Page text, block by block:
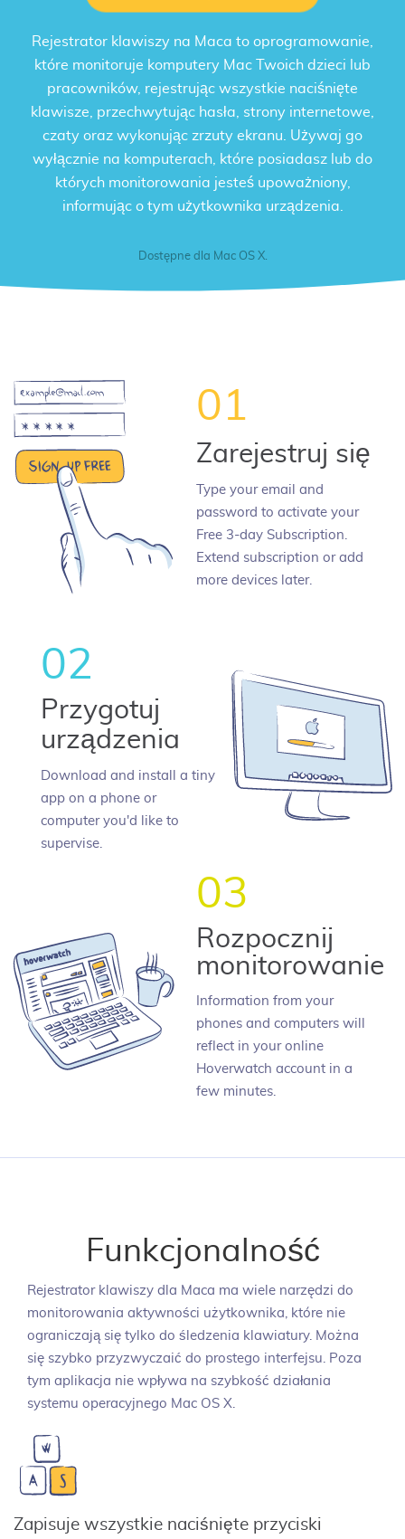
Rejestrator klawiszy na Maca to oprogramowanie,
które monitoruje komputery Mac Twoich dzieci lub
pracowników, rejestrując wszystkie naciśnięte
klawisze, przechwytując hasła, strony internetowe,
czaty oraz wykonując zrzuty ekranu. Używaj go
wyłącznie na komputerach, które posiadasz lub do
których monitorowania jesteś upoważniony,
informując o tym użytkownika urządzenia.
Dostępne dla Mac OS X.
01
Zarejestruj się
Type your email and
password to activate your
Free 3-day Subscription.
Extend subscription or add
more devices later.
02
Przygotuj
urządzenia
Download and install a tiny
app on a phone or
computer you'd like to
supervise.
03
Rozpocznij
monitorowanie
Information from your
phones and computers will
reflect in your online
Hoverwatch account in a
few minutes.
Funkcjonalność
Rejestrator klawiszy dla Maca ma wiele narzędzi do
monitorowania aktywności użytkownika, które nie
ograniczają się tylko do śledzenia klawiatury. Można
się szybko przyzwyczaić do prostego interfejsu. Poza
tym aplikacja nie wpływa na szybkość działania
systemu operacyjnego Mac OS X.
Zapisuje wszystkie naciśnięte przyciski